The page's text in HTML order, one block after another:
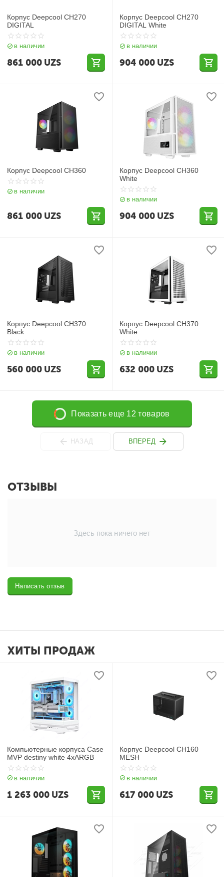
Корпус Deepcool CH270
DIGITAL
в наличии
861 000 UZS
Корпус Deepcool CH270
DIGITAL White
в наличии
904 000 UZS
Корпус Deepcool CH360
в наличии
861 000 UZS
Корпус Deepcool CH360
White
в наличии
904 000 UZS
Корпус Deepcool CH370
Black
в наличии
560 000 UZS
Корпус Deepcool CH370
White
в наличии
632 000 UZS
Показать еще 12 товаров
НАЗАД ВПЕРЕД
ОТЗЫВЫ
Здесь пока ничего нет
Написать отзыв
ХИТЫ ПРОДАЖ
Компьютерные корпуса Case
MVP destiny white 4xARGB
в наличии
1 263 000 UZS
Корпус Deepcool CH160
MESH
в наличии
617 000 UZS